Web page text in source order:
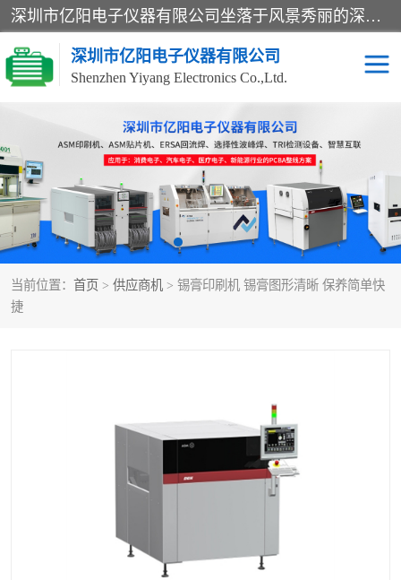
深圳市亿阳电子仪器有限公司坐落于风景秀丽的深圳市光明区，集SMT设备销售务为一体，努力为客户提供电子装配解决方案。与行业**SMT设备厂商：ASM（印刷机，锡膏检查机，贴片机），德国ERSA（爱莎）建立了稳固的代理合作关系，销售的设备一直保持**电子装配行业未来发展方向，能够满足客户各种繁杂产品的生产应用。
深圳市亿阳电子仪器有限公司
Shenzhen Yiyang Electronics Co.,Ltd.
当前位置： 首页 > 供应商机 > 锡膏印刷机 锡膏图形清晰 保养简单快
捷
SX全自动高速贴片机 E系列中速贴片机
NeoHorizon全自动锡膏印
刷机
选择性波峰焊
VERSAFLOW-335
回流焊HOTFLOW 3/20e 波峰焊
BGA返修台HR600/2 自动光学检测TR7700QE
TX 全自动高速贴片机